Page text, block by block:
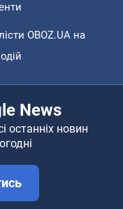
OBOZ.UA на
News
останніх новин